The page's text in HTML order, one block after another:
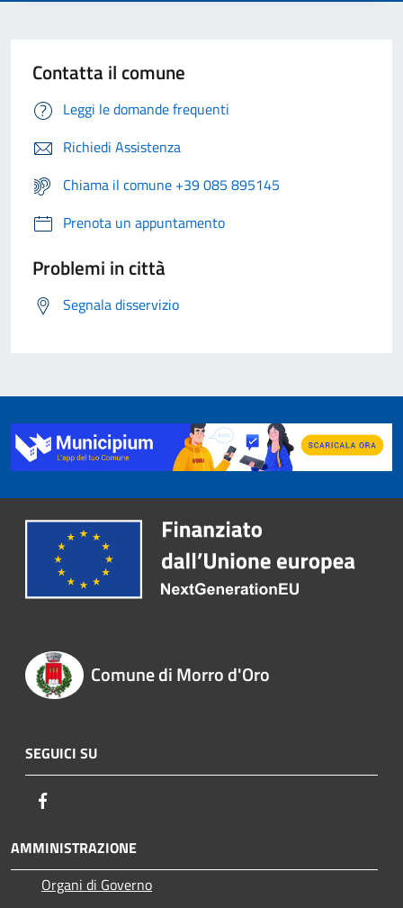
Contatta il comune
Leggi le domande frequenti
Richiedi Assistenza
Chiama il comune +39 085 895145
Prenota un appuntamento
Problemi in città
Segnala disservizio
Comune di Morro d'Oro
SEGUICI SU
AMMINISTRAZIONE
Organi di Governo